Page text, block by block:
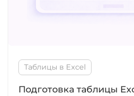
Таблицы в Excel
Подготовка таблицы